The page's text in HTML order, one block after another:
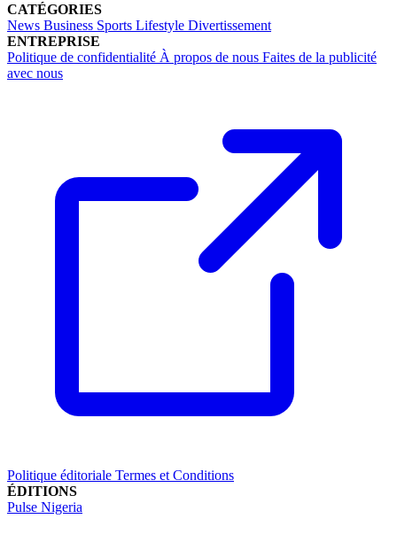
CATÉGORIES
News Business Sports Lifestyle Divertissement
ENTREPRISE
Politique de confidentialité À propos de nous Faites de la publicité
avec nous
Politique éditoriale Termes et Conditions
ÉDITIONS
Pulse Nigeria